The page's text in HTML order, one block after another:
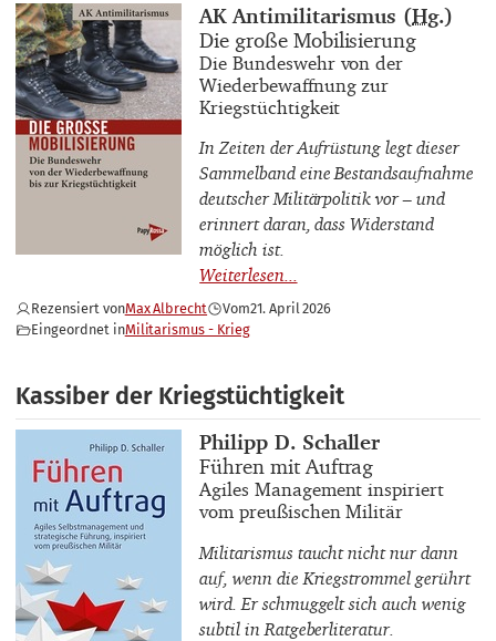
Buchautor_innen
AK Antimilitarismus (Hg.)
Buchtitel
Die große Mobilisierung
Buchuntertitel
Die Bundeswehr von der
Wiederbewaffnung zur
Kriegstüchtigkeit
In Zeiten der Aufrüstung legt dieser
Sammelband eine Bestandsaufnahme
deutscher Militärpolitik vor – und
erinnert daran, dass Widerstand
möglich ist.
Rezensiert vonMax Albrecht Vom21. April 2026
Eingeordnet inMilitarismus - Krieg
Kassiber der Kriegstüchtigkeit
Buchautor_innen
Philipp D. Schaller
Buchtitel
Führen mit Auftrag
Buchuntertitel
Agiles Management inspiriert
vom preußischen Militär
Militarismus taucht nicht nur dann
auf, wenn die Kriegstrommel gerührt
wird. Er schmuggelt sich auch wenig
subtil in Ratgeberliteratur.